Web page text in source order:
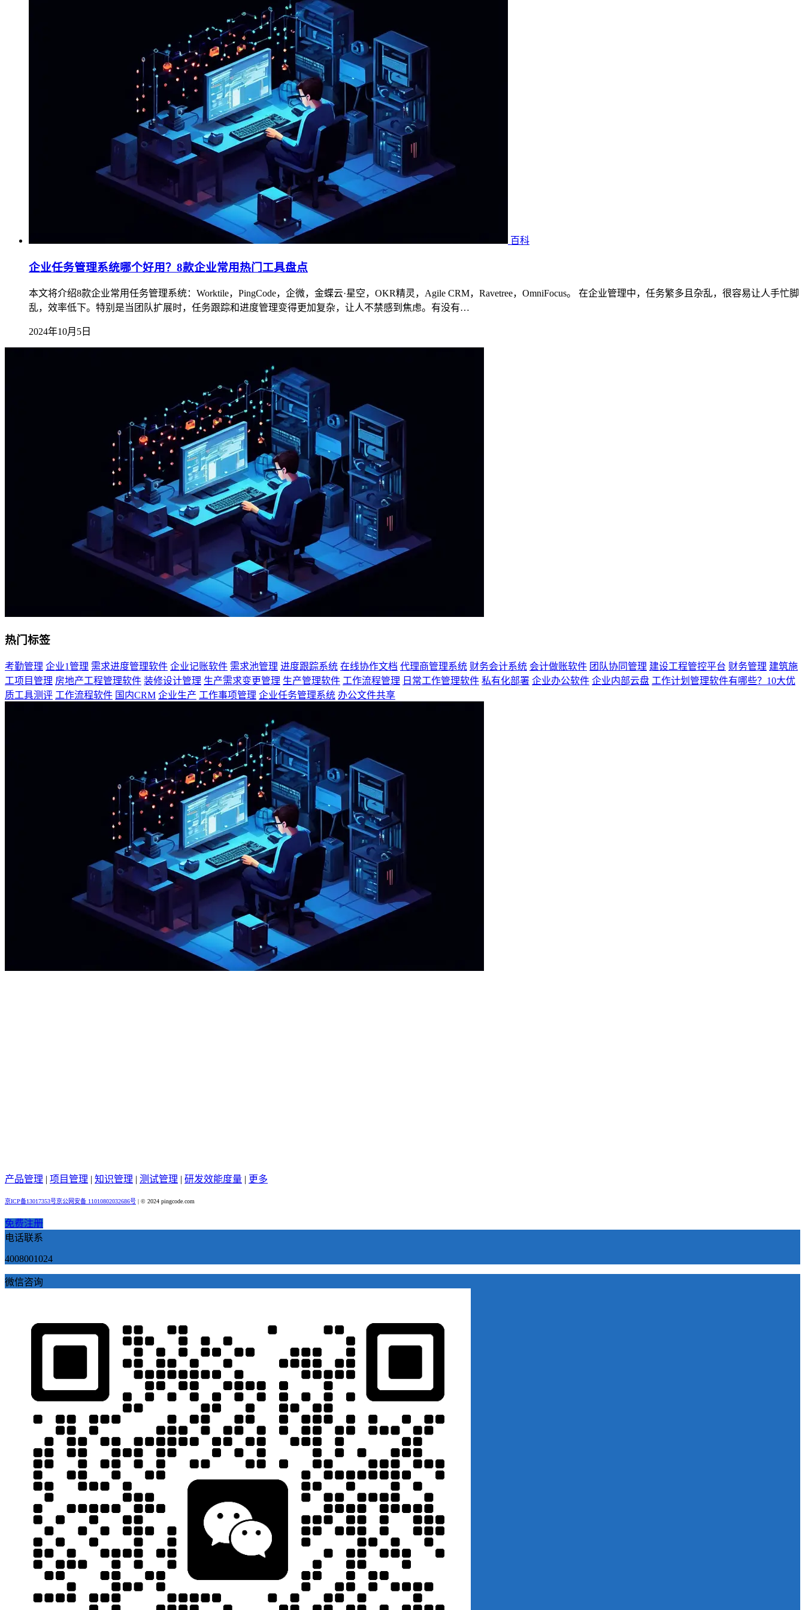
百科
企业任务管理系统哪个好用？8款企业常用热门工具盘点
本文将介绍8款企业常用任务管理系统：Worktile，PingCode，企微，金蝶云·星空，OKR精灵，Agile CRM，Ravetree，OmniFocus。 在企业管理中，任务繁多且杂乱，很容易让人手忙脚
乱，效率低下。特别是当团队扩展时，任务跟踪和进度管理变得更加复杂，让人不禁感到焦虑。有没有…
2024年10月5日
热门标签
考勤管理 企业1管理 需求进度管理软件 企业记账软件 需求池管理 进度跟踪系统 在线协作文档 代理商管理系统 财务会计系统 会计做账软件 团队协同管理 建设工程管控平台 财务管理 建筑施
工项目管理 房地产工程管理软件 装修设计管理 生产需求变更管理 生产管理软件 工作流程管理 日常工作管理软件 私有化部署 企业办公软件 企业内部云盘 工作计划管理软件有哪些？10大优
质工具测评 工作流程软件 国内CRM 企业生产 工作事项管理 企业任务管理系统 办公文件共享
产品管理 | 项目管理 | 知识管理 | 测试管理 | 研发效能度量 | 更多
京ICP备13017353号京公网安备 11010802032686号 | © 2024 pingcode.com
免费注册
电话联系
4008001024
微信咨询